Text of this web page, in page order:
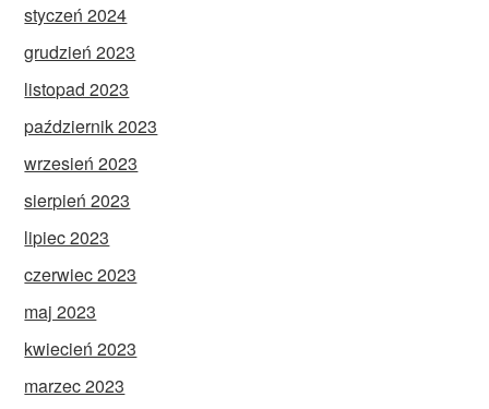
styczeń 2024
grudzień 2023
listopad 2023
październik 2023
wrzesień 2023
sierpień 2023
lipiec 2023
czerwiec 2023
maj 2023
kwiecień 2023
marzec 2023